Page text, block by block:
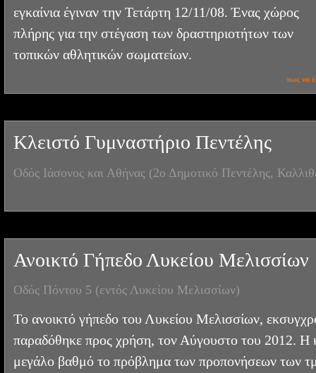
εγκαίνια έγιναν την Τετάρτη 12/11/08. Ένας χώρος
πλήρης για την στέγαση των δραστηριοτήτων των
τοπικών αθλητικών σωματείων.
πως να
Κλειστό Γυμναστήριο Πεντέλης
Οδός Ιάσονος και Αθήνας (2ο Δημοτικό Πεντέλης,
Ανοικτό Γήπεδο Λυκείου Μελισσίων
Οδός Πόντου 5 (εντός Λυκείου Μελισσίων)
Το ανοικτό γήπεδο του Λυκείου Μελισσίων,
παραδόθηκε προς χρήση, τον Αύγουστο του 2012. Η
μεγάλο βαθμό το πρόβλημα των προπονήσεων των